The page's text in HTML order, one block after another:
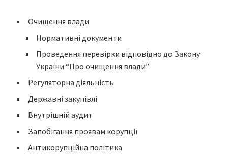
Очищення влади
Нормативні документи
Проведення перевірки відповідно до Закону
України “Про очищення влади”
Регуляторна діяльність
Державні закупівлі
Внутрішній аудит
Запобігання проявам корупції
Антикорупційна політика